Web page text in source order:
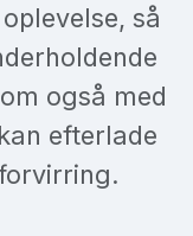
så
også med
efterlade